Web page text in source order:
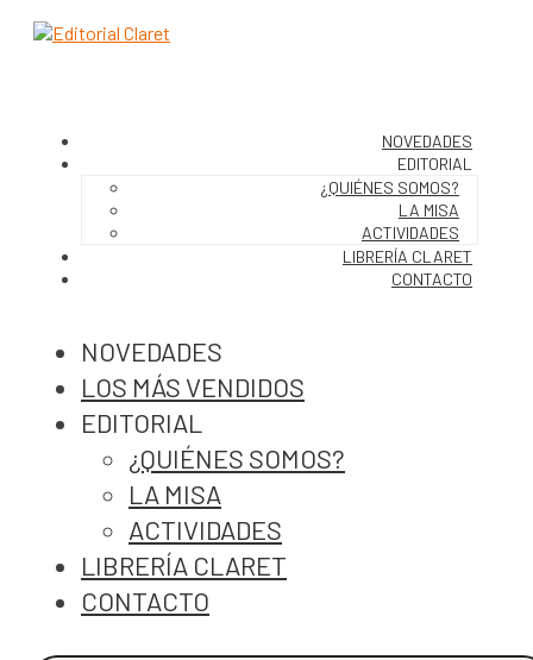
NOVEDADES
EDITORIAL
¿QUIÉNES SOMOS?
LA MISA
ACTIVIDADES
LIBRERÍA CLARET
CONTACTO
NOVEDADES
LOS MÁS VENDIDOS
EDITORIAL
¿QUIÉNES SOMOS?
LA MISA
ACTIVIDADES
LIBRERÍA CLARET
CONTACTO